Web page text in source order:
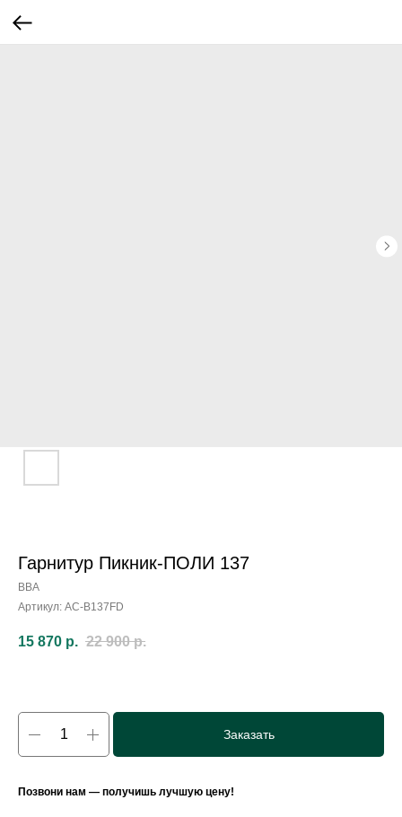
Гарнитур Пикник-ПОЛИ 137
ВВА
Артикул: AC-B137FD
15 870 р. 22 900 р.
Заказать
Позвони нам — получишь лучшую цену!